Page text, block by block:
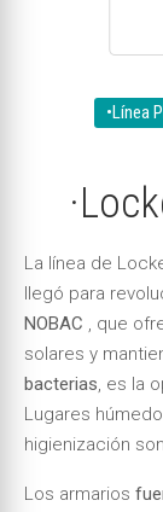
•Línea
La línea de
llegó para
NOBAC , que
solares y
bacterias, es la
Lugares
higienización
Los armarios